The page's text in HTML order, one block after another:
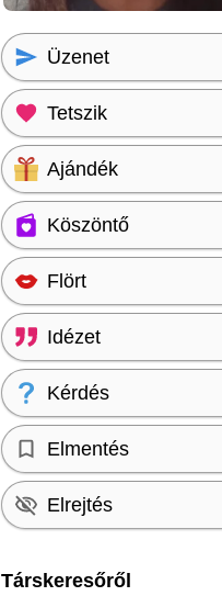
Üzenet
Tetszik
Ajándék
Köszöntő
Flört
Idézet
Kérdés
Elmentés
Elrejtés
Társkeresőről